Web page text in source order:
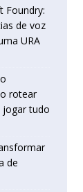
Foundry:
de voz
URA
rotear
jogar tudo
de